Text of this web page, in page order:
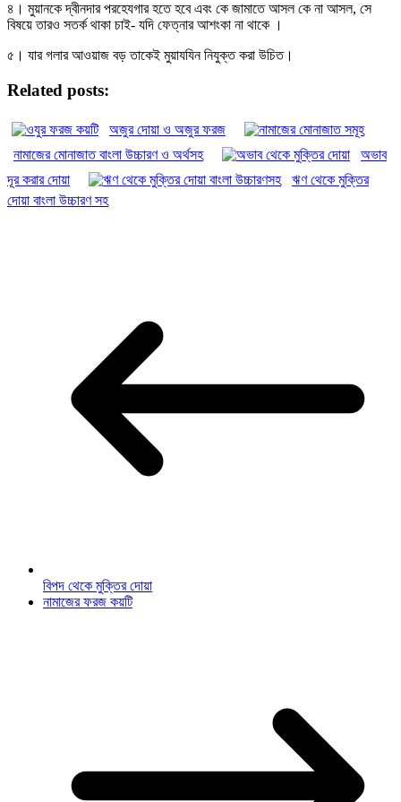
৪। মুয়ানকে দ্বীনদার পরহেযগার হতে হবে এবং কে জামাতে আসল কে না আসল, সে
বিষয়ে তারও সতর্ক থাকা চাই- যদি ফেত্নার আশংকা না থাকে ।
৫। যার গলার আওয়াজ বড় তাকেই মুয়াযযিন নিযুক্ত করা উচিত।
Related posts:
অজুর দোয়া ও অজুর ফরজ
নামাজের মোনাজাত বাংলা উচ্চারণ ও অর্থসহ
অভাব
দূর করার দোয়া
ঋণ থেকে মুক্তির
দোয়া বাংলা উচ্চারণ সহ
বিপদ থেকে মুক্তির দোয়া
নামাজের ফরজ কয়টি